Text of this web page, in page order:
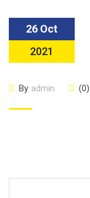
26 Oct
2021
By admin (0)